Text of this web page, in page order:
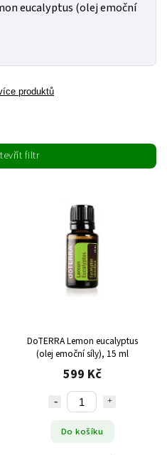
eucalyptus (olej emoční
produktů
filtr
DoTERRA Lemon eucalyptus
(olej emoční síly), 15 ml
599 Kč
Do košíku